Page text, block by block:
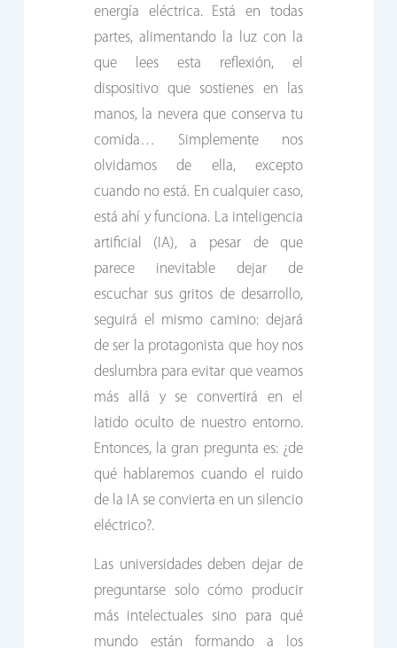
energía eléctrica. Está en todas
partes, alimentando la luz con la
que lees esta reflexión, el
dispositivo que sostienes en las
manos, la nevera que conserva tu
comida… Simplemente nos
olvidamos de ella, excepto
cuando no está. En cualquier caso,
está ahí y funciona. La inteligencia
artificial (IA), a pesar de que
parece inevitable dejar de
escuchar sus gritos de desarrollo,
seguirá el mismo camino: dejará
de ser la protagonista que hoy nos
deslumbra para evitar que veamos
más allá y se convertirá en el
latido oculto de nuestro entorno.
Entonces, la gran pregunta es: ¿de
qué hablaremos cuando el ruido
de la IA se convierta en un silencio
eléctrico?.
Las universidades deben dejar de
preguntarse solo cómo producir
más intelectuales sino para qué
mundo están formando a los